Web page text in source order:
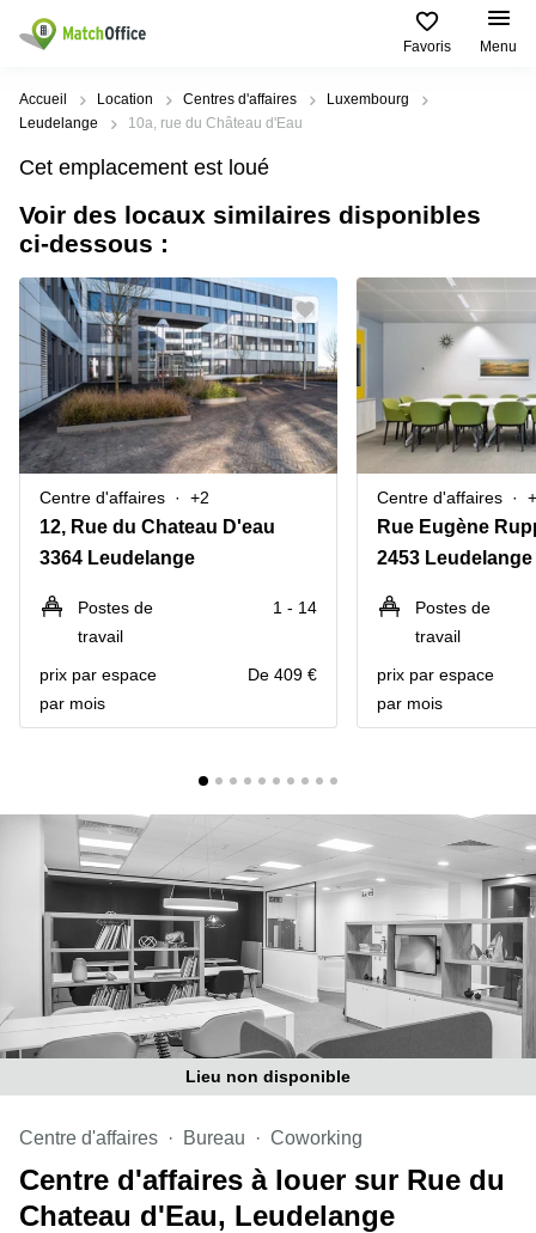
Favoris Menu
Rechercher / publier
Pages
de
Bureau
Centre
d’affaires
Coworking
Salles
de
réunion
Bureau
virtuel
Villes
Populaires
Luxembourg
sur-
Alzette
Senningerberg
Bertrange
Sandweiler
Recherches
populaires
Сoworking
Luxembourg
Salle de
réunion
Luxembourg
Coworking
Bertrange
Centre
d'affaires
Luxembourg
Bureaux
Bertrange
Esch-sur-
Сoworking
Sandweiler
Bureaux
Bureaux
Sandweiler
Luxembourg
Centres
d’affaires
Bertrange
Centres
Esch-
Centres
d’affaires
Sandweiler
Aide
Qui sommes-nous?
Publier un bureau
Prix
Connexion
Choisissez une langue
Luxembourg
Accueil Location Centres d'affaires
Luxembourg
Leudelange
10a, rue du Château d'Eau
Cet emplacement est loué
Voir des locaux similaires disponibles
ci-dessous :
Centre d'affaires +2
12, Rue du Chateau D'eau
3364 Leudelange
Postes de
travail
1 - 14
prix par espace
par mois
De 409 €
Centre d'affaires
Rue Eugène
2453 Leudelange
Postes de
travail
prix par espace
par mois
Lieu non disponible
Centre d'affaires Bureau Coworking
Centre d'affaires à louer sur Rue du
Chateau d'Eau, Leudelange